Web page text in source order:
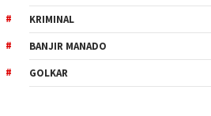
KRIMINAL
BANJIR MANADO
GOLKAR